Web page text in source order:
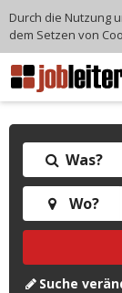
Was?
Wo?
Suche
Durch die Nutzung
dem Setzen von